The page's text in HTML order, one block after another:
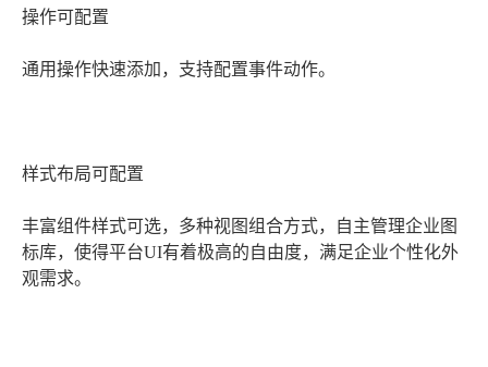
操作可配置
通用操作快速添加，支持配置事件动作。
样式布局可配置
丰富组件样式可选，多种视图组合方式，自主管理企业图
标库，使得平台UI有着极高的自由度，满足企业个性化外
观需求。